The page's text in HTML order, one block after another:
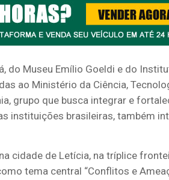
do Museu Emílio Goeldi e do
ao Ministério da Ciência,
, grupo que busca integrar e
instituições brasileiras, também
cidade de Letícia, na tríplice
tema central “Conflitos e